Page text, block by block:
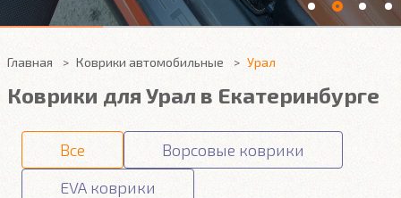
Главная Коврики автомобильные Урал
Коврики для Урал в Екатеринбурге
Все
Ворсовые коврики
EVA коврики